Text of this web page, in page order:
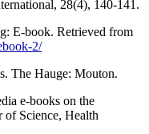
28(4), 140-141.
E-book. Retrieved from
2/
The Hauge: Mouton.
e-books on the
of Science, Health